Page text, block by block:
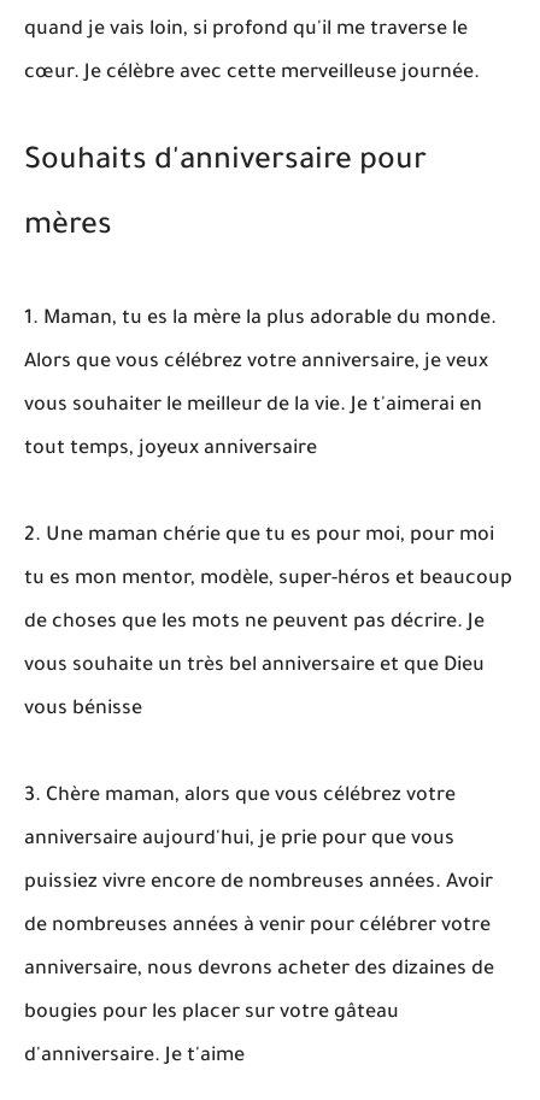
quand je vais loin, si profond qu'il me traverse le
cœur. Je célèbre avec cette merveilleuse journée.
Souhaits d'anniversaire pour
mères
1. Maman, tu es la mère la plus adorable du monde.
Alors que vous célébrez votre anniversaire, je veux
vous souhaiter le meilleur de la vie. Je t'aimerai en
tout temps, joyeux anniversaire
2. Une maman chérie que tu es pour moi, pour moi
tu es mon mentor, modèle, super-héros et beaucoup
de choses que les mots ne peuvent pas décrire. Je
vous souhaite un très bel anniversaire et que Dieu
vous bénisse
3. Chère maman, alors que vous célébrez votre
anniversaire aujourd'hui, je prie pour que vous
puissiez vivre encore de nombreuses années. Avoir
de nombreuses années à venir pour célébrer votre
anniversaire, nous devrons acheter des dizaines de
bougies pour les placer sur votre gâteau
d'anniversaire. Je t'aime